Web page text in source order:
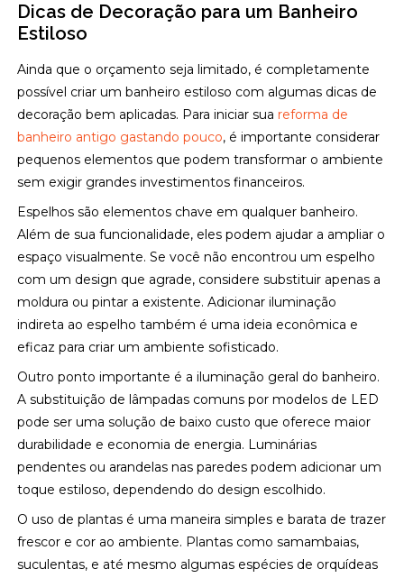
Dicas de Decoração para um Banheiro
Estiloso
Ainda que o orçamento seja limitado, é completamente
possível criar um banheiro estiloso com algumas dicas de
decoração bem aplicadas. Para iniciar sua reforma de
banheiro antigo gastando pouco, é importante considerar
pequenos elementos que podem transformar o ambiente
sem exigir grandes investimentos financeiros.
Espelhos são elementos chave em qualquer banheiro.
Além de sua funcionalidade, eles podem ajudar a ampliar o
espaço visualmente. Se você não encontrou um espelho
com um design que agrade, considere substituir apenas a
moldura ou pintar a existente. Adicionar iluminação
indireta ao espelho também é uma ideia econômica e
eficaz para criar um ambiente sofisticado.
Outro ponto importante é a iluminação geral do banheiro.
A substituição de lâmpadas comuns por modelos de LED
pode ser uma solução de baixo custo que oferece maior
durabilidade e economia de energia. Luminárias
pendentes ou arandelas nas paredes podem adicionar um
toque estiloso, dependendo do design escolhido.
O uso de plantas é uma maneira simples e barata de trazer
frescor e cor ao ambiente. Plantas como samambaias,
suculentas, e até mesmo algumas espécies de orquídeas